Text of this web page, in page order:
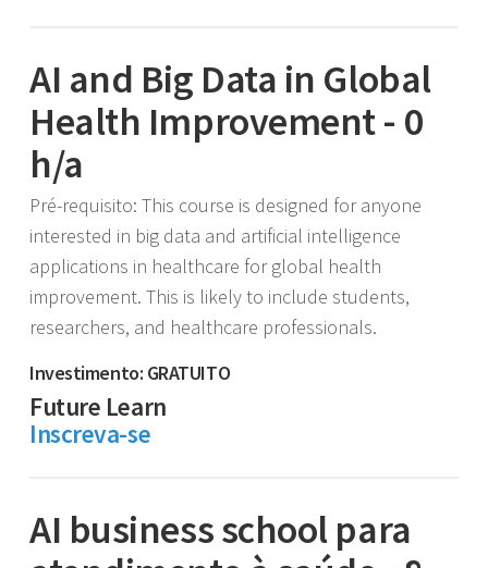
AI and Big Data in Global
Health Improvement - 0
h/a
Pré-requisito: This course is designed for anyone
interested in big data and artificial intelligence
applications in healthcare for global health
improvement. This is likely to include students,
researchers, and healthcare professionals.
Investimento: GRATUITO
Future Learn
Inscreva-se
AI business school para